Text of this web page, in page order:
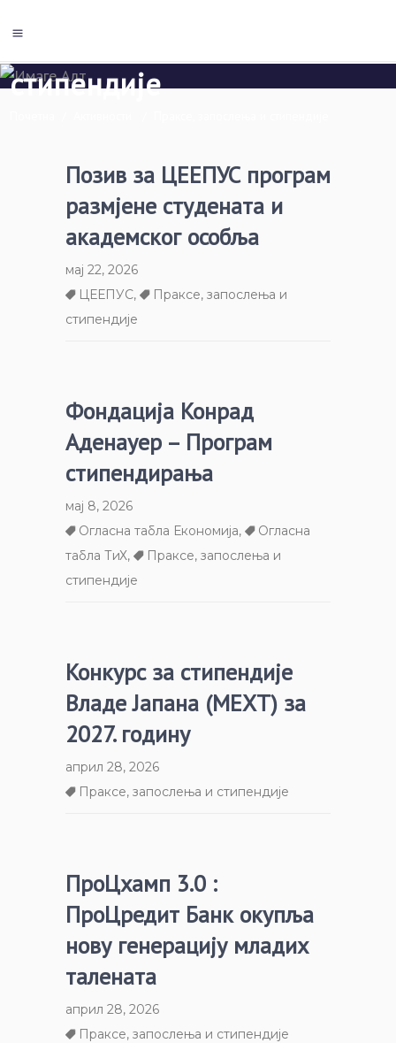
Праксе, запослења и
стипендије
Позив за ЦЕЕПУС програм
размјене студената и
академског особља
мај 22, 2026
ЦЕЕПУС,
Праксе, запослења и
стипендије
Фондација Конрад
Аденауер – Програм
стипендирања
мај 8, 2026
Огласна табла Економија,
Огласна
табла ТиХ,
Праксе, запослења и
стипендије
Конкурс за стипендије
Владе Јапана (МЕXТ) за
2027. годину
април 28, 2026
Праксе, запослења и стипендије
ПроЦхамп 3.0 :
ПроЦредит Банк окупља
нову генерацију младих
талената
април 28, 2026
Праксе, запослења и стипендије